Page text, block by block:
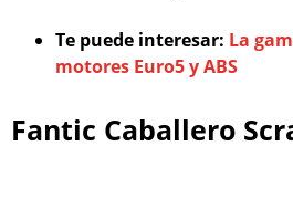
Te puede interesar: La
motores Euro5 y ABS
Fantic Caballero